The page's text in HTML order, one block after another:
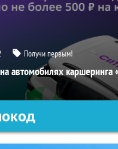
Получи первым!
автомобилях каршеринга